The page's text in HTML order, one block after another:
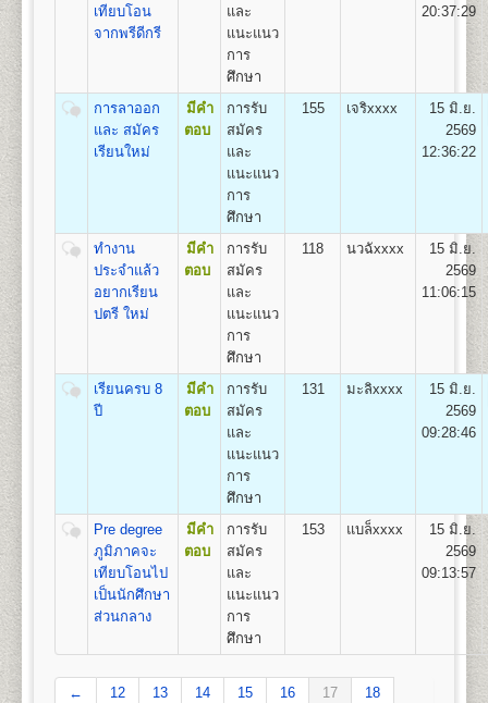
ส่วนกลาง (หัวหมาก) สำนักงานคณะสาธารณสุขศาสตร์
มหาวิทยาลัยรามคำแหง
อาคารสุโขทัย ชั้น 13 แขวงหัวหมาก กรุงเทพฯ 10240
หลักสูตรที่เปิดสอน (ปริญญาตรี ส่วนภูมิภาค)
มหาวิทยาลัยรามคำแหงเปิดสอนระดับปริญญาตรี ใน 4
คณะ/สาขาวิชาในส่วนภูมิภาค
สาขาวิทยบริการเฉลิมพระเกียรต 23 จังหวัด 41 ศูนย์
สอบ
คณะนิติศาสตร์
สาขาวิชานิติศาสตร์
คณะบริหารธุรกิจสาขาวิชาการจัดการ
คณะสื่อสารมวลชนสาขาวิชานิเทศศาสตร์และ
สื่อดิจิทัล
คณะรัฐศาสตร์ กลุ่มวิชาเอก การบริหารรัฐกิจ
http://www.regis.ru.ac.th/index.php/curriculum/2014-
1,000
800
22 1,100 500 800 100 500 100
3,100
เทียบโอน
จากพรีดีกรี
และ
แนะแนว
การ
ศึกษา
20:37:29
การลาออก
และ สมัคร
เรียนใหม่
มีคำ
ตอบ
การรับ
สมัคร
และ
แนะแนว
การ
ศึกษา
155 เจริxxxx
15 มิ.ย.
2569
12:36:22
ทำงาน
ประจำแล้ว
อยากเรียน
ปตรี ใหม่
มีคำ
ตอบ
การรับ
สมัคร
และ
แนะแนว
การ
ศึกษา
118 นวฉัxxxx
15 มิ.ย.
2569
11:06:15
เรียนครบ 8
ปี
มีคำ
ตอบ
การรับ
สมัคร
และ
แนะแนว
การ
ศึกษา
131 มะลิxxxx
15 มิ.ย.
2569
09:28:46
Pre degree
ภูมิภาคจะ
เทียบโอนไป
เป็นนักศึกษา
ส่วนกลาง
มีคำ
ตอบ
การรับ
สมัคร
และ
แนะแนว
การ
ศึกษา
153 แบล็xxxx
15 มิ.ย.
2569
09:13:57
← 12 13 14 15 16 17
18